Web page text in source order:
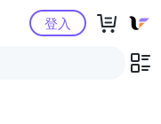
物中心登入